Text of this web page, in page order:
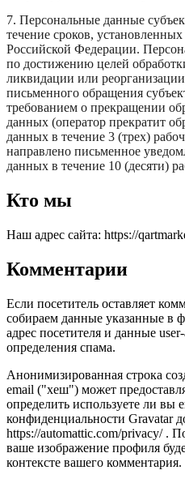
7. Персональные данные
течение сроков, установленных
Российской Федерации.
по достижению целей
ликвидации или
письменного обращения
требованием о прекращении
данных (оператор прекратит
данных в течение 3 (трех)
направлено письменное
данных в течение 10 (десяти)
Кто мы
Наш адрес сайта: https://
Комментарии
Если посетитель оставляет
собираем данные указанные в
адрес посетителя и данные
определения спама.
Анонимизированная строка
email ("хеш") может
определить используете ли вы
конфиденциальности Gravatar
https://automattic.com/privacy/ .
ваше изображение профиля
контексте вашего комментария.